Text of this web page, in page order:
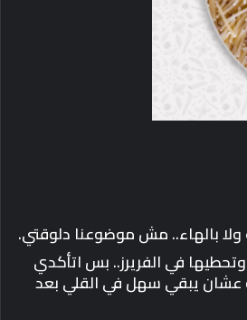
ولا بالهاء.. مش موضوعنا دلوقتي.
في الفريرز.. بس اتأكدي
يبقي سهل في القلي بعد